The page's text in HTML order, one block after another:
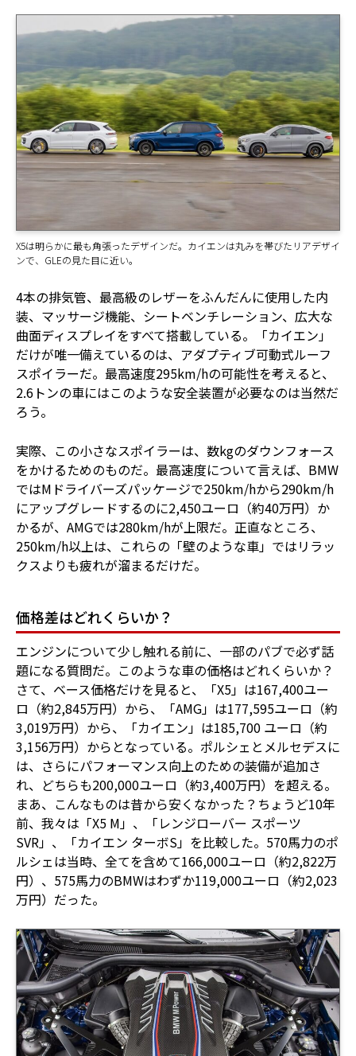
X5は明らかに最も角張ったデザインだ。カイエンは丸みを帯びたリアデザイ
ンで、GLEの見た目に近い。
4本の排気管、最高級のレザーをふんだんに使用した内
装、マッサージ機能、シートベンチレーション、広大な
曲面ディスプレイをすべて搭載している。「カイエン」
だけが唯一備えているのは、アダプティブ可動式ルーフ
スポイラーだ。最高速度295km/hの可能性を考えると、
2.6トンの車にはこのような安全装置が必要なのは当然だ
ろう。
実際、この小さなスポイラーは、数kgのダウンフォース
をかけるためのものだ。最高速度について言えば、BMW
ではMドライバーズパッケージで250km/hから290km/h
にアップグレードするのに2,450ユーロ（約40万円）か
かるが、AMGでは280km/hが上限だ。正直なところ、
250km/h以上は、これらの「壁のような車」ではリラッ
クスよりも疲れが溜まるだけだ。
価格差はどれくらいか？
エンジンについて少し触れる前に、一部のパブで必ず話
題になる質問だ。このような車の価格はどれくらいか？
さて、ベース価格だけを見ると、「X5」は167,400ユー
ロ（約2,845万円）から、「AMG」は177,595ユーロ（約
3,019万円）から、「カイエン」は185,700 ユーロ（約
3,156万円）からとなっている。ポルシェとメルセデスに
は、さらにパフォーマンス向上のための装備が追加さ
れ、どちらも200,000ユーロ（約3,400万円）を超える。
まあ、こんなものは昔から安くなかった？ちょうど10年
前、我々は「X5 M」、「レンジローバー スポーツ
SVR」、「カイエン ターボS」を比較した。570馬力のポ
ルシェは当時、全てを含めて166,000ユーロ（約2,822万
円）、575馬力のBMWはわずか119,000ユーロ（約2,023
万円）だった。